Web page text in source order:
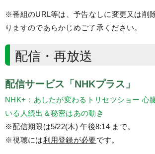
※番組のURL等は、予告なしに変更又は削
りますのであらかじめご了承ください。
配信・再放送
配信サービス「NHKプラス」
NHK+：あしたが変わるトリセツショー 心
いる人続出＆秘密はあの動き
※配信期限は5/22(木) 午後8:14 まで。
※視聴には利用登録が必要です。